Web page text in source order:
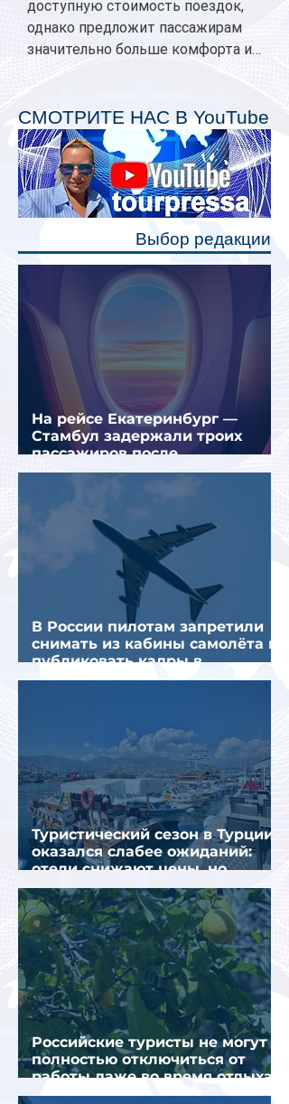
доступную стоимость поездок,
однако предложит пассажирам
значительно больше комфорта и
планируется начать в 2027 году.
Одним из главных нововведений
станут индивидуальные шторки у
каждого спального места. Они
позволят пассажирам закрыть свою
полку во время сна или отдыха,
СМОТРИТЕ НАС В YouTube
Выбор редакции
На рейсе Екатеринбург —
Стамбул задержали троих
пассажиров после
предполагаемой серии краж
В России пилотам запретили
снимать из кабины самолёта и
публиковать кадры в
интернете
Туристический сезон в Турции
оказался слабее ожиданий:
отели снижают цены, но
загрузка остается низкой
Российские туристы не могут
полностью отключиться от
работы даже во время отдыха
в Турции